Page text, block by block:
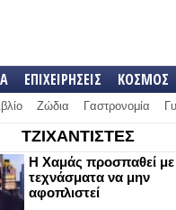
ΕΠΙΧΕΙΡΗΣΕΙΣ ΚΟΣΜΟΣ
Ζώδια Γαστρονομία
ΤΖΙΧΑΝΤΙΣΤΕΣ
Η Χαμάς προσπαθεί με
τεχνάσματα να μην
αφοπλιστεί